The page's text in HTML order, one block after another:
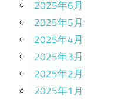
2025年6月
2025年5月
2025年4月
2025年3月
2025年2月
2025年1月